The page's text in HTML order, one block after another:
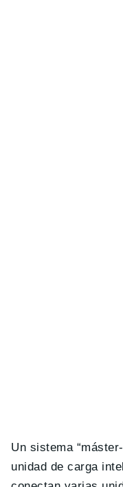
Un sistema
unidad de carga